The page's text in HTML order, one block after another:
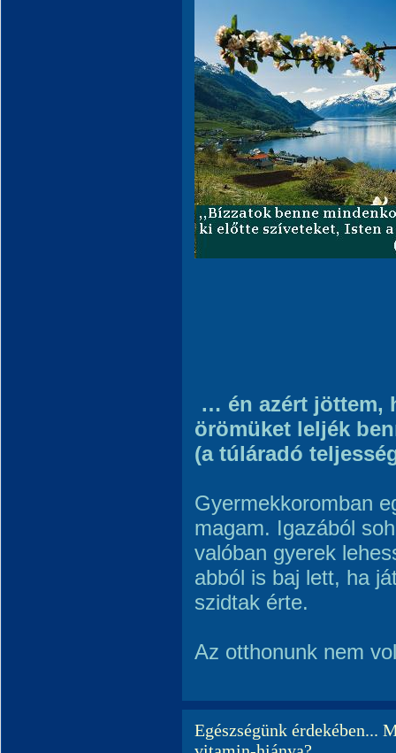
… én azért jöttem,
örömüket leljék
(a túláradó
Gyermekkoromban
magam. Igazából
valóban gyerek
abból is baj lett, ha
szidtak érte.
Az otthonunk nem
Egészségünk érdekében...